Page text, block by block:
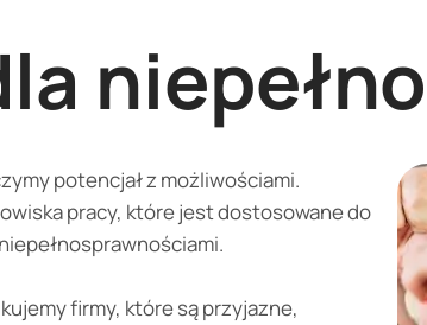
potencjał z możliwościami.
pracy, które jest dostosowane do
firmy, które są przyjazne,